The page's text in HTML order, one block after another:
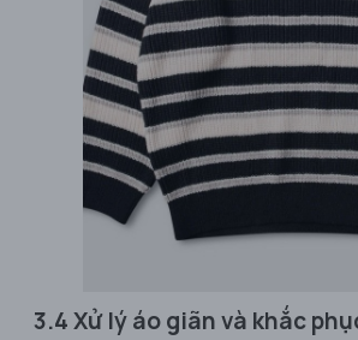
3.4 Xử lý áo giãn và khắc